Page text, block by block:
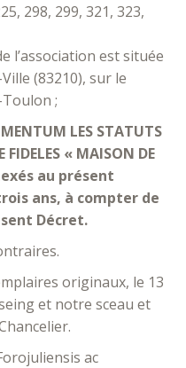
298, 299, 321, 323,
l’association est située
(83210), sur le
;
LES STATUTS
FIDELES « MAISON DE
au présent
ans, à compter de
Décret.
originaux, le 13
et notre sceau et
ac